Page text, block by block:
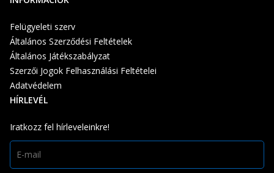
Felügyeleti szerv
Általános Szerződési Feltételek
Általános Játékszabályzat
Szerzői Jogok Felhasználási Feltételei
Adatvédelem
HÍRLEVÉL
Iratkozz fel hírleveleinkre!